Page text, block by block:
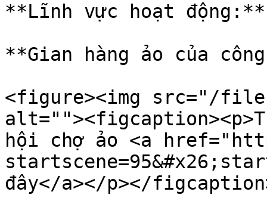
**Lĩnh vực hoạt động:**
**Gian hàng ảo của
<figure><img src="/files/
hội chợ ảo <a
đây</a></p></